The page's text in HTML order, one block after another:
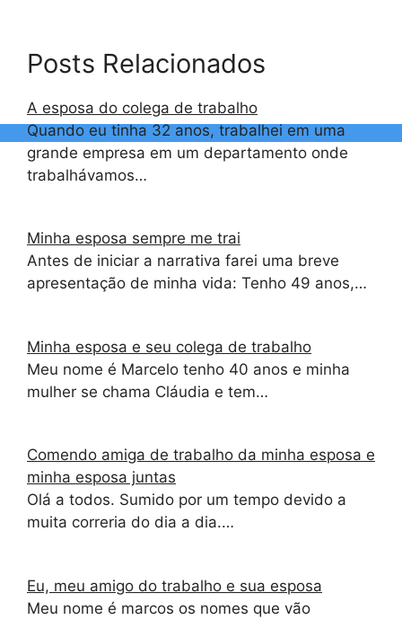
Posts Relacionados
A esposa do colega de trabalho
Quando eu tinha 32 anos, trabalhei em uma
grande empresa em um departamento onde
trabalhávamos…
Minha esposa sempre me trai
Antes de iniciar a narrativa farei uma breve
apresentação de minha vida: Tenho 49 anos,…
Minha esposa e seu colega de trabalho
Meu nome é Marcelo tenho 40 anos e minha
mulher se chama Cláudia e tem…
Comendo amiga de trabalho da minha esposa e
minha esposa juntas
Olá a todos. Sumido por um tempo devido a
muita correria do dia a dia.…
Eu, meu amigo do trabalho e sua esposa
Meu nome é marcos os nomes que vão